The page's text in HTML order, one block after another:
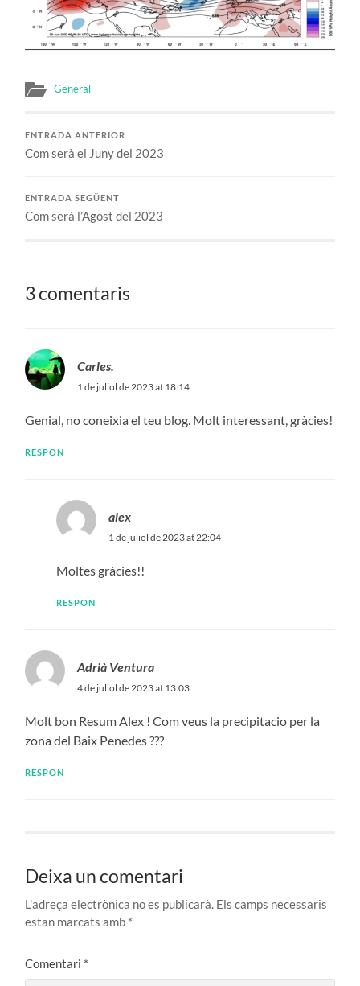
General
ENTRADA ANTERIOR
Com serà el Juny del 2023
ENTRADA SEGÜENT
Com serà l’Agost del 2023
3 comentaris
Carles.
1 de juliol de 2023 at 18:14
Genial, no coneixia el teu blog. Molt interessant, gràcies!
RESPON
alex
1 de juliol de 2023 at 22:04
Moltes gràcies!!
RESPON
Adrià Ventura
4 de juliol de 2023 at 13:03
Molt bon Resum Alex ! Com veus la precipitacio per la
zona del Baix Penedes ???
RESPON
Deixa un comentari
L'adreça electrònica no es publicarà. Els camps necessaris
estan marcats amb *
Comentari *